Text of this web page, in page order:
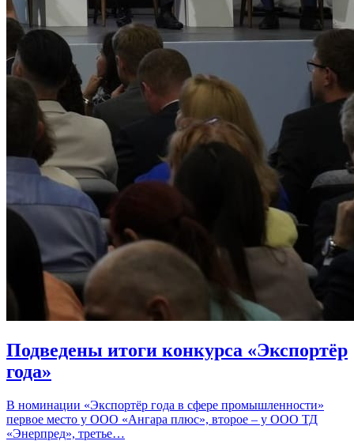
Подведены итоги конкурса «Экспортёр
года»
В номинации «Экспортёр года в сфере промышленности»
первое место у ООО «Ангара плюс», второе – у ООО ТД
«Энерпред», третье…